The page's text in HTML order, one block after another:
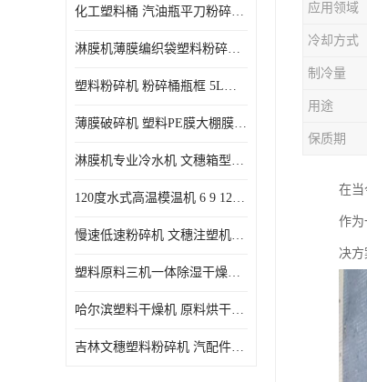
化工塑料桶 汽油瓶平刀粉碎机生产厂家
淋膜机薄膜编织袋塑料粉碎机 薄膜碎料机
塑料粉碎机 粉碎桶瓶框 5L五加仑桶破碎视频
薄膜破碎机 塑料PE膜大棚膜专用粉碎 WSGE600
淋膜机专业冷水机 文穗箱型冷冻机风冷水冷式
120度水式高温模温机 6 9 12KW 配水排带报警装置水温机
慢速低速粉碎机 文穗注塑机边小水口料破碎带回收静音
塑料原料三机一体除湿干燥机 蜂巢除湿机PET120L
哈尔滨塑料干燥机 原料烘干机 WSDB规格齐全
吉林文穗塑料粉碎机 汽配件破碎回收 厂家直销
应用领域
冷却方式
制冷量
用途
保质期
在当
作为
决方